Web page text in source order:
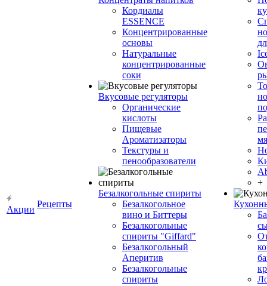
Акции
Рецепты
Кордиалы
ESSENCE
Концентрированные
основы
Натуральные
концентрированные
соки
Вкусовые регуляторы
Органические
кислоты
Пищевые
Ароматизаторы
Текстуры и
пенообразователи
Безалкогольные спириты
Безалкогольное
вино и Биттеры
Безалкогольные
спириты "Giffard"
Безалкогольный
Аперитив
Безалкогольные
спириты
+